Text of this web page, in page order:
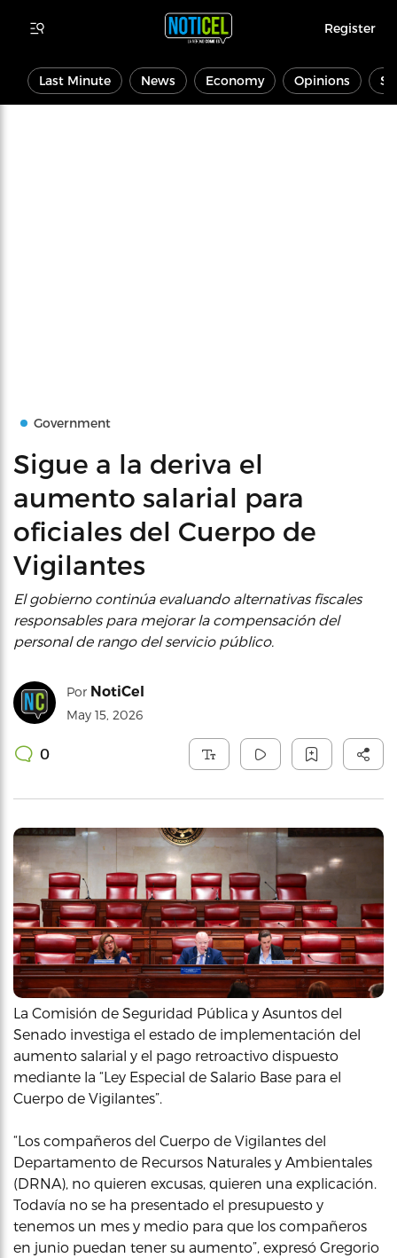
Register
Last Minute News Economy Opinions
Government
Sigue a la deriva el
aumento salarial para
oficiales del Cuerpo de
Vigilantes
El gobierno continúa evaluando alternativas fiscales
responsables para mejorar la compensación del
personal de rango del servicio público.
Por NotiCel
May 15, 2026
0
La Comisión de Seguridad Pública y Asuntos del
Senado investiga el estado de implementación del
aumento salarial y el pago retroactivo dispuesto
mediante la “Ley Especial de Salario Base para el
Cuerpo de Vigilantes”.
“Los compañeros del Cuerpo de Vigilantes del
Departamento de Recursos Naturales y Ambientales
(DRNA), no quieren excusas, quieren una explicación.
Todavía no se ha presentado el presupuesto y
tenemos un mes y medio para que los compañeros
en junio puedan tener su aumento”, expresó Gregorio